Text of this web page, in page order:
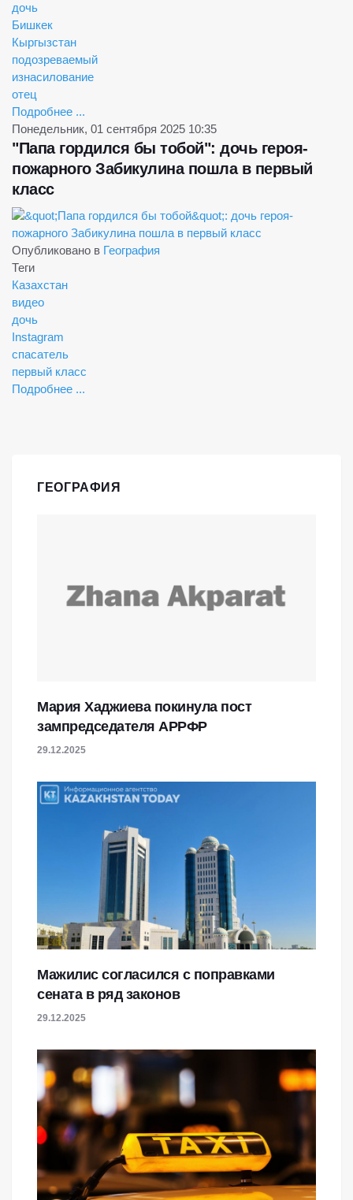
дочь
Бишкек
Кыргызстан
подозреваемый
изнасилование
отец
Подробнее ...
Понедельник, 01 сентября 2025 10:35
"Папа гордился бы тобой": дочь героя-
пожарного Забикулина пошла в первый
класс
Опубликовано в География
Теги
Казахстан
видео
дочь
Instagram
спасатель
первый класс
Подробнее ...
ГЕОГРАФИЯ
Мария Хаджиева покинула пост
зампредседателя АРРФР
29.12.2025
Мажилис согласился с поправками
сената в ряд законов
29.12.2025